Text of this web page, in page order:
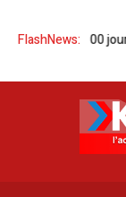
FlashNews:
depuis 100 jours |